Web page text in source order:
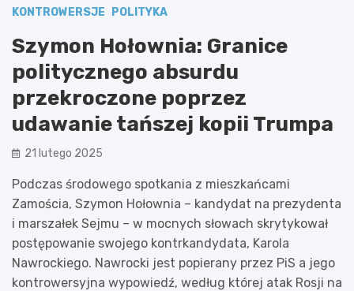
KONTROWERSJE POLITYKA
Szymon Hołownia: Granice
politycznego absurdu
przekroczone poprzez
udawanie tańszej kopii Trumpa
21 lutego 2025
Podczas środowego spotkania z mieszkańcami
Zamościa, Szymon Hołownia – kandydat na prezydenta
i marszałek Sejmu – w mocnych słowach skrytykował
postępowanie swojego kontrkandydata, Karola
Nawrockiego. Nawrocki jest popierany przez PiS a jego
kontrowersyjna wypowiedź, według której atak Rosji na